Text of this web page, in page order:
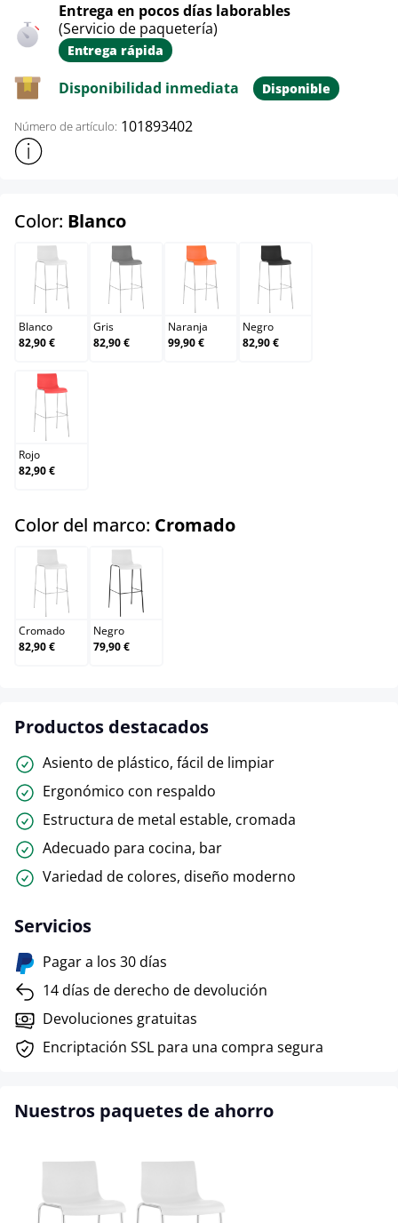
Entrega en pocos días laborables
(Servicio de paquetería)
Entrega rápida
Disponibilidad inmediata Disponible
Número de artículo: 101893402
Mostrar más información sobre el producto
Color: Blancoselect
Blanco
Blanco
82,90 €
Gris
Gris
82,90 €
Naranja
Naranja
99,90 €
Negro
Negro
82,90 €
Rojo
Rojo
82,90 €
Color del marco: Cromadoselect
Cromado
Cromado
82,90 €
Negro
Negro
79,90 €
Productos destacados
Asiento de plástico, fácil de limpiar
Ergonómico con respaldo
Estructura de metal estable, cromada
Adecuado para cocina, bar
Variedad de colores, diseño moderno
Servicios
Pagar a los 30 días
14 días de derecho de devolución
Devoluciones gratuitas
Encriptación SSL para una compra segura
Nuestros paquetes de ahorro